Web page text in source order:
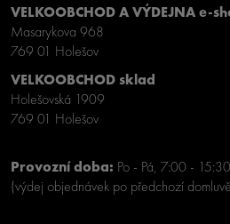
VELKOOBCHOD A VÝDEJNA e-
Masarykova 968
769 01 Holešov
VELKOOBCHOD sklad
Holešovská 1909
769 01 Holešov
Provozní doba: Po - Pá, 7:00 - 15:30
(výdej objednávek po předchozí